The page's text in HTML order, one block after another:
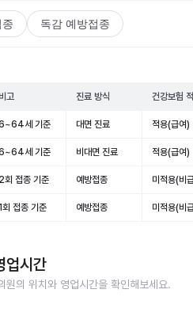
독감 예방접종
비고 진료 방식 건강보험
세 기준 대면 진료 적용(급여)
세 기준 비대면 진료 적용(급여)
2회 접종 기준 예방접종 미적용(비
회 접종 기준 예방접종 미적용(비
업시간
원의 위치와 영업시간을 확인해보세요.